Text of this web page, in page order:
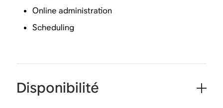
Online administration
Scheduling
Disponibilité